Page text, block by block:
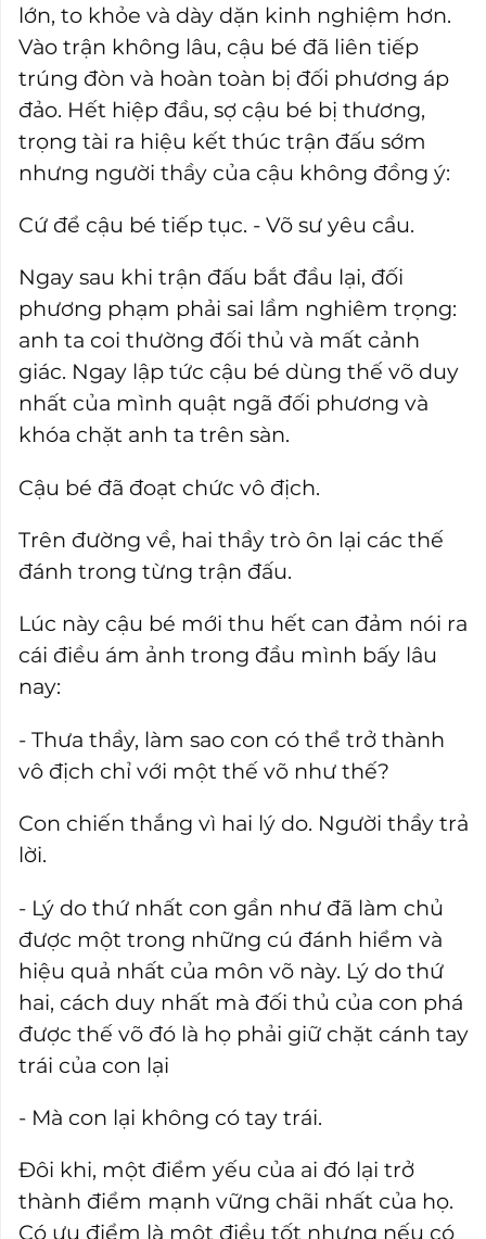
lớn, to khỏe và dày dặn kinh nghiệm hơn.
Vào trận không lâu, cậu bé đã liên tiếp
trúng đòn và hoàn toàn bị đối phương áp
đảo. Hết hiệp đầu, sợ cậu bé bị thương,
trọng tài ra hiệu kết thúc trận đấu sớm
nhưng người thầy của cậu không đồng ý:
Cứ để cậu bé tiếp tục. - Võ sư yêu cầu.
Ngay sau khi trận đấu bắt đầu lại, đối
phương phạm phải sai lầm nghiêm trọng:
anh ta coi thường đối thủ và mất cảnh
giác. Ngay lập tức cậu bé dùng thế võ duy
nhất của mình quật ngã đối phương và
khóa chặt anh ta trên sàn.
Cậu bé đã đoạt chức vô địch.
Trên đường về, hai thầy trò ôn lại các thế
đánh trong từng trận đấu.
Lúc này cậu bé mới thu hết can đảm nói ra
cái điều ám ảnh trong đầu mình bấy lâu
nay:
- Thưa thầy, làm sao con có thể trở thành
vô địch chỉ với một thế võ như thế?
Con chiến thắng vì hai lý do. Người thầy trả
lời.
- Lý do thứ nhất con gần như đã làm chủ
được một trong những cú đánh hiểm và
hiệu quả nhất của môn võ này. Lý do thứ
hai, cách duy nhất mà đối thủ của con phá
được thế võ đó là họ phải giữ chặt cánh tay
trái của con lại
- Mà con lại không có tay trái.
Đôi khi, một điểm yếu của ai đó lại trở
thành điểm mạnh vững chãi nhất của họ.
Có ưu điểm là một điều tốt nhưng nếu có